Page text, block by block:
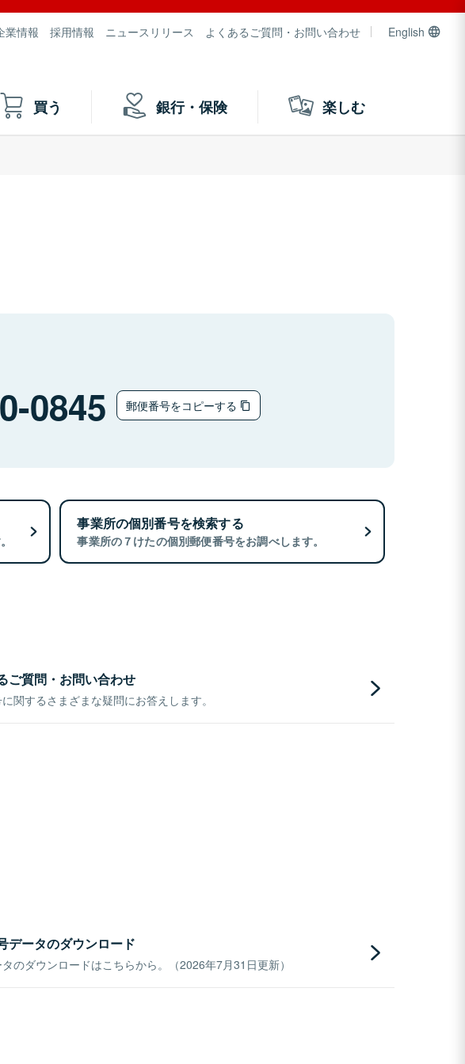
業情報 採用情報 ニュースリリース よくあるご質問・お問い合わせ English
買う 銀行・保険 楽しむ
0845 郵便番号をコピーする
事業所の個別番号を検索する
事業所の７けたの個別郵便番号をお調べします。
ご質問・お問い合わせ
関するさまざまな疑問にお答えします。
データのダウンロード
のダウンロードはこちらから。（2026年7月31日更新）